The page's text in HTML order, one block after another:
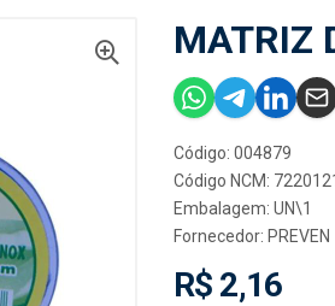
MATRIZ
Código: 004879
Código NCM:
Embalagem: UN\1
Fornecedor: PREVEN
R$ 2,16